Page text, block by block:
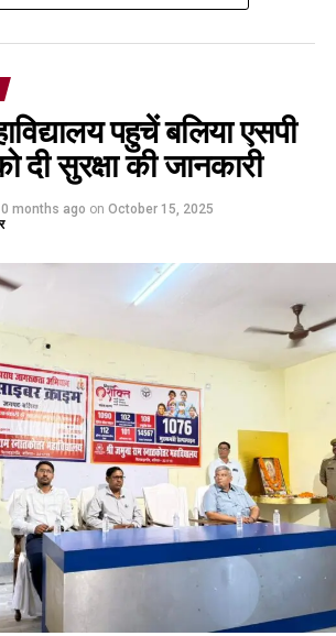
पहुचें बलिया एसपी
दी सुरक्षा की जानकारी
months ago on October 15, 2025